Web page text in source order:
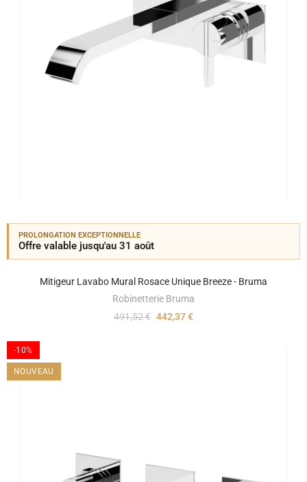
PROLONGATION EXCEPTIONNELLE
Offre valable jusqu'au 31 août
Mitigeur Lavabo Mural Rosace Unique Breeze - Bruma
Robinetterie Bruma
491,52 € 442,37 €
-10%
NOUVEAU